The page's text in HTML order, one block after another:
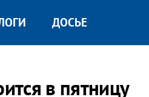
ДОСЬЕ
в пятницу